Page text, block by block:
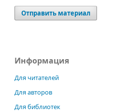
Отправить материал
Информация
Для читателей
Для авторов
Для библиотек